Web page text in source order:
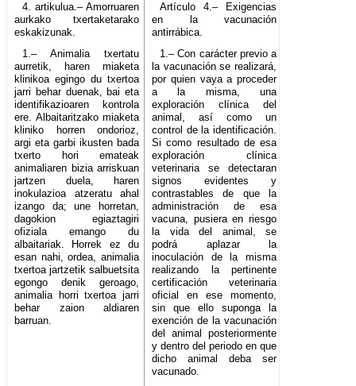
4. artikulua.– Amorruaren
aurkako txertaketarako
eskakizunak.
Artículo 4.– Exigencias
en la vacunación
antirrábica.
1.– Animalia txertatu
aurretik, haren miaketa
klinikoa egingo du txertoa
jarri behar duenak, bai eta
identifikazioaren kontrola
ere. Albaitaritzako miaketa
kliniko horren ondorioz,
argi eta garbi ikusten bada
txerto hori emateak
animaliaren bizia arriskuan
jartzen duela, haren
inokulazioa atzeratu ahal
izango da; une horretan,
dagokion egiaztagiri
ofiziala emango du
albaitariak. Horrek ez du
esan nahi, ordea, animalia
txertoa jartzetik salbuetsita
egongo denik geroago,
animalia horri txertoa jarri
behar zaion aldiaren
barruan.
1.– Con carácter previo a
la vacunación se realizará,
por quien vaya a proceder
a la misma, una
exploración clínica del
animal, así como un
control de la identificación.
Si como resultado de esa
exploración clínica
veterinaria se detectaran
signos evidentes y
contrastables de que la
administración de esa
vacuna, pusiera en riesgo
la vida del animal, se
podrá aplazar la
inoculación de la misma
realizando la pertinente
certificación veterinaria
oficial en ese momento,
sin que ello suponga la
exención de la vacunación
del animal posteriormente
y dentro del periodo en que
dicho animal deba ser
vacunado.